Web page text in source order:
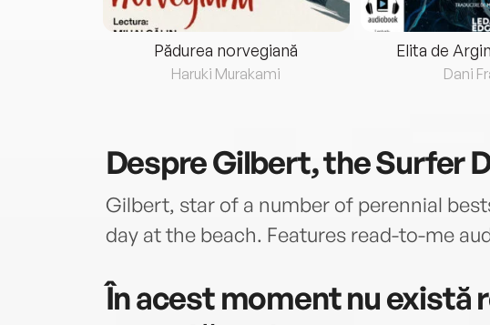
Pădurea norvegiană
Haruki Murakami
Elita de
Dani
DespreGilbert, the Surfer
Gilbert, star of a number of perennial
day at the beach. Features read-to-me
În acest moment nu există